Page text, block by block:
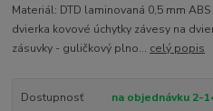
Materiál: DTD laminovaná 0,5 mm
dvierka kovové úchytky závesy na
zásuvky - guličkový plno... celý popis
Dostupnosť
na objednávku 2-